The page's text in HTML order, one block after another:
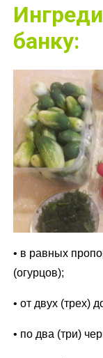
банку:
• в равных
(огурцов);
• от двух (трех)
• по два (три)